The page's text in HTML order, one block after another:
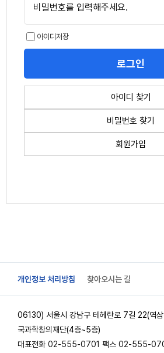
호
아이디저장
로그인
아이디 찾기
비밀번호 찾기
회원가입
개인정보 처리방침 찾아오시는 길
06130) 서울시 강남구 테헤란로 7길 22(역
국과학창의재단(4층~5층)
대표전화 02-555-0701 팩스 02-555-